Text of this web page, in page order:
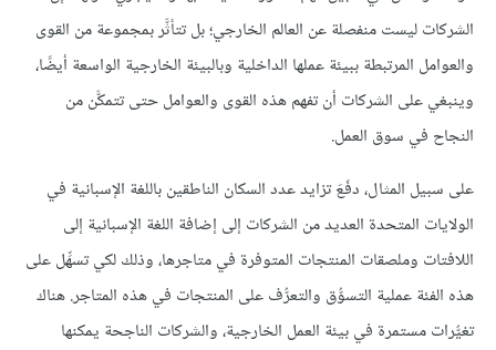
الشركات ليست منفصلة عن العالم الخارجي؛ بل تتأثَّر بمجموعة من القوى
والعوامل المرتبطة ببيئة عملها الداخلية وبالبيئة الخارجية الواسعة أيضًا،
وينبغي على الشركات أن تفهم هذه القوى والعوامل حتى تتمكَّن من
النجاح في سوق العمل.
على سبيل المثال، دفَعَ تزايد عدد السكان الناطقين باللغة الإسبانية في
الولايات المتحدة العديد من الشركات إلى إضافة اللغة الإسبانية إلى
اللافتات وملصقات المنتجات المتوفرة في متاجرها، وذلك لكي تسهِّل على
هذه الفئة عملية التسوُّق والتعرُّف على المنتجات في هذه المتاجر. هناك
تغيُّرات مستمرة في بيئة العمل الخارجية، والشركات الناجحة يمكنها